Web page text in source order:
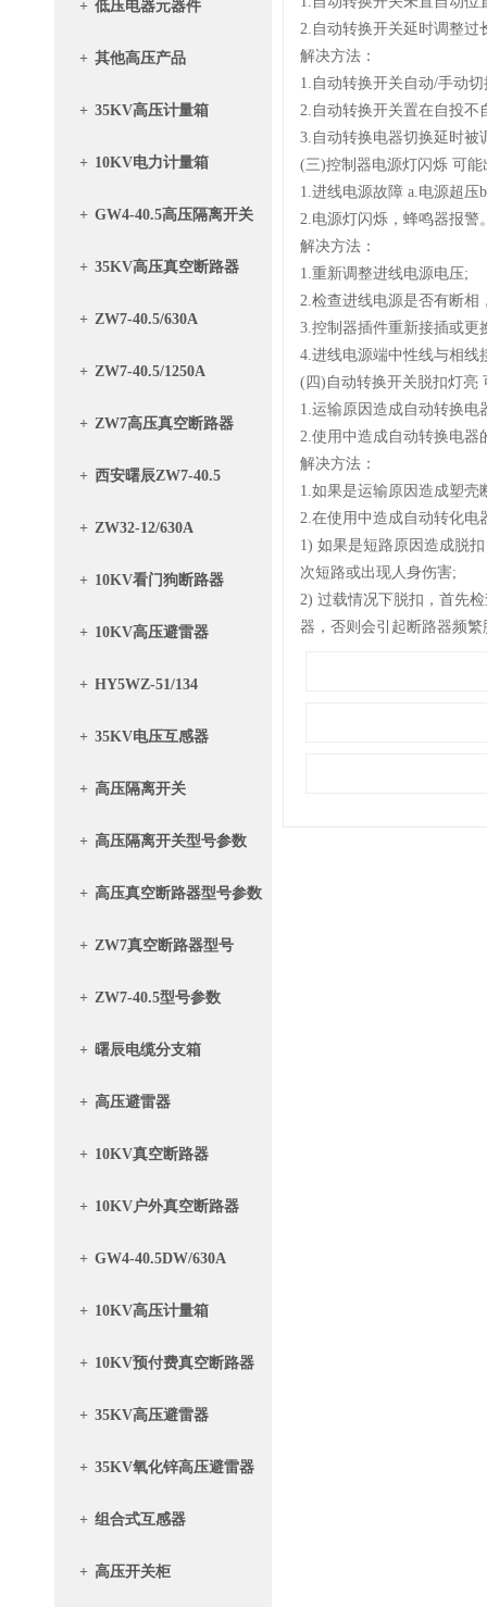
+ 低压电器元器件
+ 其他高压产品
+ 35KV高压计量箱
+ 10KV电力计量箱
+ GW4-40.5高压隔离开关
+ 35KV高压真空断路器
+ ZW7-40.5/630A
+ ZW7-40.5/1250A
+ ZW7高压真空断路器
+ 西安曙辰ZW7-40.5
+ ZW32-12/630A
+ 10KV看门狗断路器
+ 10KV高压避雷器
+ HY5WZ-51/134
+ 35KV电压互感器
+ 高压隔离开关
+ 高压隔离开关型号参数
+ 高压真空断路器型号参数
+ ZW7真空断路器型号
+ ZW7-40.5型号参数
+ 曙辰电缆分支箱
+ 高压避雷器
+ 10KV真空断路器
+ 10KV户外真空断路器
+ GW4-40.5DW/630A
+ 10KV高压计量箱
+ 10KV预付费真空断路器
带计量箱
+ 35KV高压避雷器
+ 35KV氧化锌高压避雷器
+ 组合式互感器
+ 高压开关柜
2.自动转换开关延时调整过
解决方法：
1.自动转换开关自动/手动
2.自动转换开关置在自投不
3.自动转换电器切换延时被
(三)控制器电源灯闪烁 可能
1.进线电源故障 a.电源超
2.电源灯闪烁，蜂鸣器报警
解决方法：
1.重新调整进线电源电压;
2.检查进线电源是否有断相
3.控制器插件重新接插或更
4.进线电源端中性线与相线
(四)自动转换开关脱扣灯亮
1.运输原因造成自动转换电
2.使用中造成自动转换电器
解决方法：
1.如果是运输原因造成塑
2.在使用中造成自动转化电
1) 如果是短路原因造成脱
次短路或出现人身伤害;
2) 过载情况下脱扣，首先
器，否则会引起断路器频